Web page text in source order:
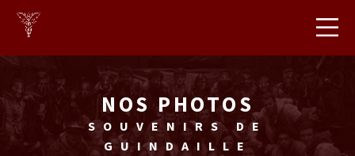
http://cbhec.be
CB
HEC
NOS PHOTOS
SOUVENIRS DE
GUINDAILLE